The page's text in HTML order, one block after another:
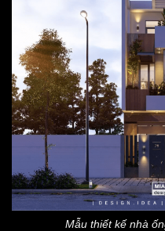
Mẫu thiết kế nhà